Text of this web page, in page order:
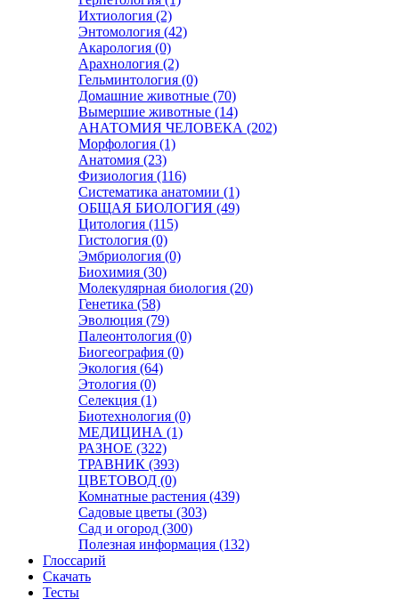
Ихтиология (2)
Энтомология (42)
Акарология (0)
Арахнология (2)
Гельминтология (0)
Домашние животные (70)
Вымершие животные (14)
АНАТОМИЯ ЧЕЛОВЕКА (202)
Морфология (1)
Анатомия (23)
Физиология (116)
Систематика анатомии (1)
ОБЩАЯ БИОЛОГИЯ (49)
Цитология (115)
Гистология (0)
Эмбриология (0)
Биохимия (30)
Молекулярная биология (20)
Генетика (58)
Эволюция (79)
Палеонтология (0)
Биогеография (0)
Экология (64)
Этология (0)
Селекция (1)
Биотехнология (0)
МЕДИЦИНА (1)
РАЗНОЕ (322)
ТРАВНИК (393)
ЦВЕТОВОД (0)
Комнатные растения (439)
Садовые цветы (303)
Сад и огород (300)
Полезная информация (132)
Глоссарий
Скачать
Тесты